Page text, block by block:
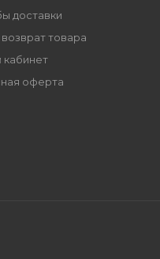
доставки
возврат товара
кабинет
оферта